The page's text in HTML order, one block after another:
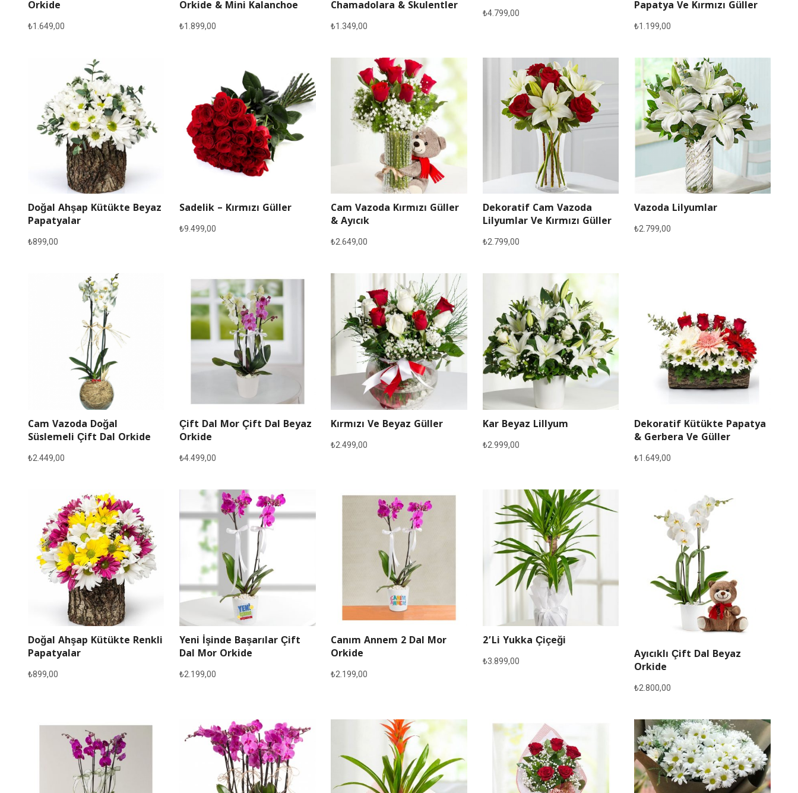
Orkide
₺1.649,00
Orkide & Mini Kalanchoe
₺1.899,00
Chamadolara & Skulentler
₺1.349,00
₺4.799,00
Papatya Ve Kırmızı Güller
₺1.199,00
Doğal Ahşap Kütükte Beyaz
Papatyalar
₺899,00
Sadelik – Kırmızı Güller
₺9.499,00
Cam Vazoda Kırmızı Güller
& Ayıcık
₺2.649,00
Dekoratif Cam Vazoda
Lilyumlar Ve Kırmızı Güller
₺2.799,00
Vazoda Lilyumlar
₺2.799,00
Cam Vazoda Doğal
Süslemeli Çift Dal Orkide
₺2.449,00
Çift Dal Mor Çift Dal Beyaz
Orkide
₺4.499,00
Kırmızı Ve Beyaz Güller
₺2.499,00
Kar Beyaz Lillyum
₺2.999,00
Dekoratif Kütükte Papatya
& Gerbera Ve Güller
₺1.649,00
Doğal Ahşap Kütükte Renkli
Papatyalar
₺899,00
Yeni İşinde Başarılar Çift
Dal Mor Orkide
₺2.199,00
Canım Annem 2 Dal Mor
Orkide
₺2.199,00
2’li Yukka Çiçeği
₺3.899,00
Ayıcıklı Çift Dal Beyaz
Orkide
₺2.800,00